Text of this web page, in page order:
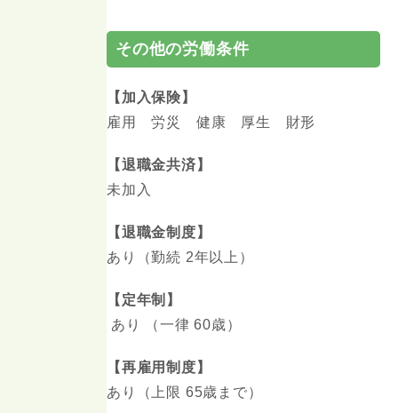
その他の労働条件
【加入保険】
雇用 労災 健康 厚生 財形
【退職金共済】
未加入
【退職金制度】
あり（勤続 2年以上）
【定年制】
あり （一律 60歳）
【再雇用制度】
あり（上限 65歳まで）